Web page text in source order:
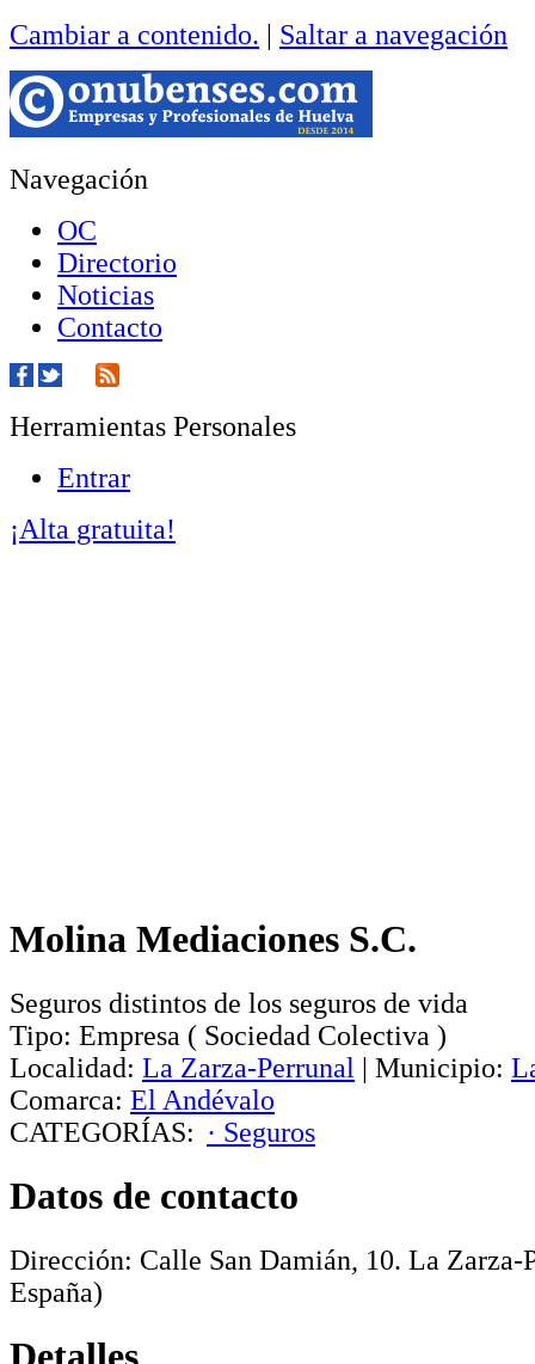
Cambiar a contenido. | Saltar a navegación
Navegación
OC
Directorio
Noticias
Contacto
Herramientas Personales
Entrar
¡Alta gratuita!
Molina Mediaciones S.C.
Seguros distintos de los seguros de vida
Tipo: Empresa ( Sociedad Colectiva )
Localidad: La Zarza-Perrunal | Municipio:
Comarca: El Andévalo
CATEGORÍAS: · Seguros
Datos de contacto
Dirección: Calle San Damián, 10. La Zarza-
España)